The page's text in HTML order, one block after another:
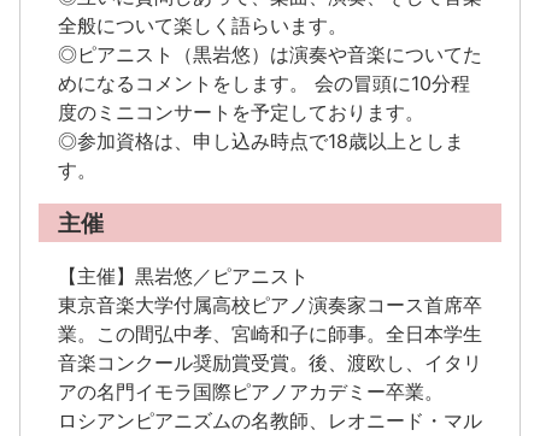
全般について楽しく語らいます。
◎ピアニスト（黒岩悠）は演奏や音楽についてた
めになるコメントをします。 会の冒頭に10分程
度のミニコンサートを予定しております。
◎参加資格は、申し込み時点で18歳以上としま
す。
主催
【主催】黒岩悠／ピアニスト
東京音楽大学付属高校ピアノ演奏家コース首席卒
業。この間弘中孝、宮崎和子に師事。全日本学生
音楽コンクール奨励賞受賞。後、渡欧し、イタリ
アの名門イモラ国際ピアノアカデミー卒業。
ロシアンピアニズムの名教師、レオニード・マル